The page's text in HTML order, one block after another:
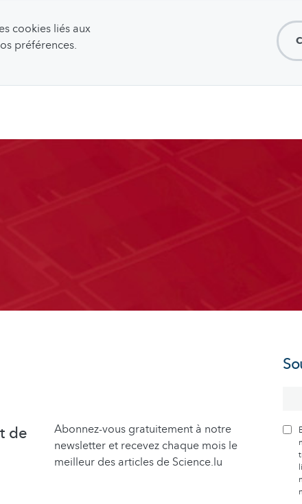
cookies liés aux
préférences.
de
Abonnez-vous gratuitement à notre
newsletter et recevez chaque mois le
meilleur des articles de Science.lu